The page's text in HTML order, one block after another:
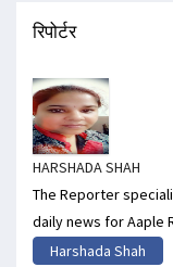
रिपोर्टर
HARSHADA SHAH
The Reporter
daily news for Aaple
Harshada Shah